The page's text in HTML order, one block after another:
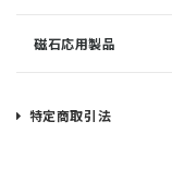
磁石応用製品
特定商取引法